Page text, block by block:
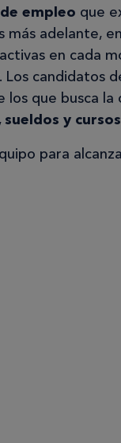
empleo que
adelante,
en cada
candidatos
los que busca
y